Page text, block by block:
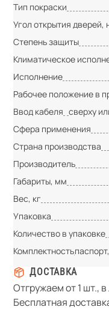
Тип покраски
Угол открытия дверей,
Степень защиты
Климатическое
Исполнение
Рабочее положение в
Ввод кабеля сверху
Сфера применения
Страна производства
Производитель
Габариты, мм
Вес, кг
Упаковка
Количество в упаковке
Комплектность
ДОСТАВКА
Отгружаем от 1 шт.,
Бесплатная